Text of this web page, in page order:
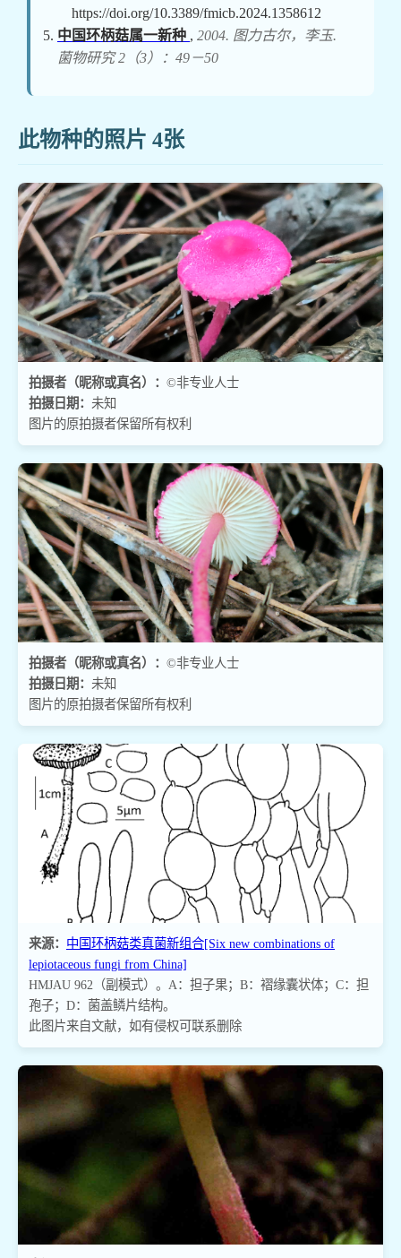
https://doi.org/10.3389/fmicb.2024.1358612
中国环柄菇属一新种 , 2004. 图力古尔，李玉.
菌物研究 2（3）：49－50
此物种的照片 4张
拍摄者（昵称或真名）： ©非专业人士
拍摄日期： 未知
图片的原拍摄者保留所有权利
拍摄者（昵称或真名）： ©非专业人士
拍摄日期： 未知
图片的原拍摄者保留所有权利
来源： 中国环柄菇类真菌新组合[Six new combinations of
lepiotaceous fungi from China]
HMJAU 962（副模式）。A：担子果；B：褶缘囊状体；C：担
孢子；D：菌盖鳞片结构。
此图片来自文献，如有侵权可联系删除